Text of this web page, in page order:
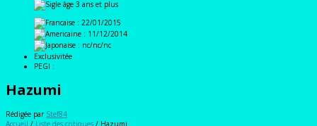
: 22/01/2015
: 11/12/2014
: nc/nc/nc
Exclusivitée
PEGI :
Hazumi
Rédigée par Stef84
Accueil / Liste des critiques / Hazumi